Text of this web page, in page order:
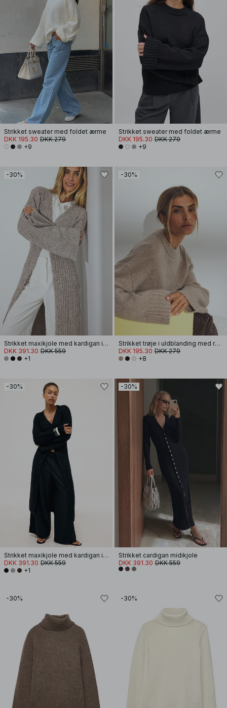
Strikket sweater med foldet ærme
DKK 195.30 DKK 279
+9
Strikket sweater med foldet ærme
DKK 195.30 DKK 279
+9
-30%
Strikket maxikjole med kardigan i uldblanding
DKK 391.30 DKK 559
+1
-30%
Strikket trøje i uldblanding med rund hals
DKK 195.30 DKK 279
+8
-30%
Strikket maxikjole med kardigan i uldblanding
DKK 391.30 DKK 559
+1
-30%
Strikket cardigan midikjole
DKK 391.30 DKK 559
-30% -30%